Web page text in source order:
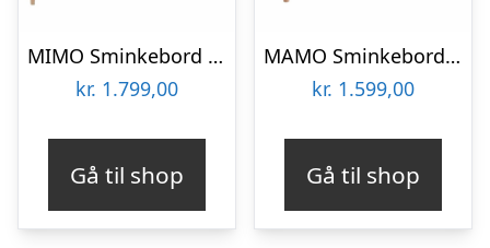
MIMO Sminkebord med spejl – 85x35cm Petrolblå
kr. 1.799,00
Gå til shop
MAMO Sminkebord med spejl, 65x35cm, Gul
kr. 1.599,00
Gå til shop